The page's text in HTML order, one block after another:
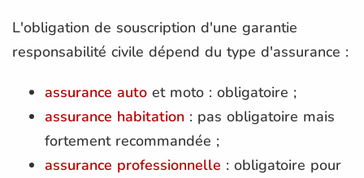
L'obligation de souscription d'une garantie
responsabilité civile dépend du type d'assurance :
assurance auto et moto : obligatoire ;
assurance habitation : pas obligatoire mais
fortement recommandée ;
assurance professionnelle : obligatoire pour